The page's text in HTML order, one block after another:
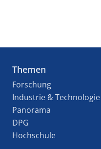
Themen
Forschung
Industrie & Technologie
Panorama
DPG
Hochschule